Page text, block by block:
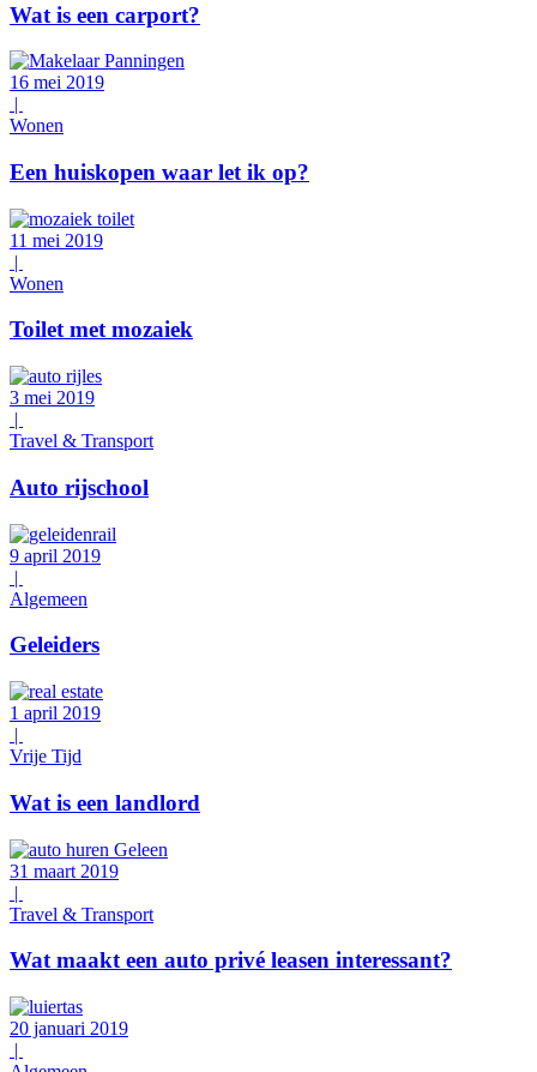
Wat is een carport?
16 mei 2019
|
Wonen
Een huiskopen waar let ik op?
11 mei 2019
|
Wonen
Toilet met mozaiek
3 mei 2019
|
Travel & Transport
Auto rijschool
9 april 2019
|
Algemeen
Geleiders
1 april 2019
|
Vrije Tijd
Wat is een landlord
31 maart 2019
|
Travel & Transport
Wat maakt een auto privé leasen interessant?
20 januari 2019
|